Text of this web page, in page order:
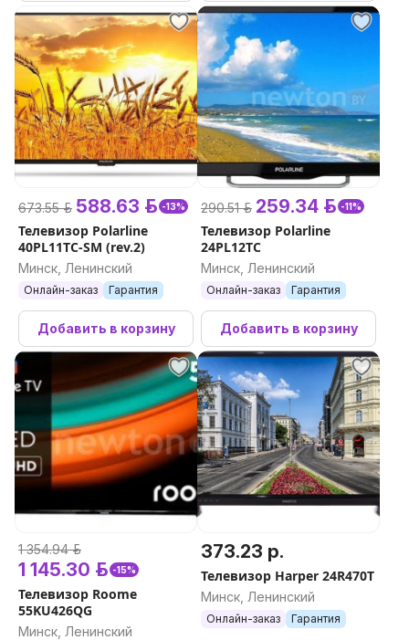
673.55 р. 588.63 р. -13%
Телевизор Polarline
40PL11TC-SM (rev.2)
Минск, Ленинский
Онлайн-заказ Гарантия
Добавить в корзину
290.51 р. 259.34 р. -11%
Телевизор Polarline
24PL12TC
Минск, Ленинский
Онлайн-заказ Гарантия
Добавить в корзину
1 354.94 р.
1 145.30 р. -15%
Телевизор Roome
55KU426QG
Минск, Ленинский
373.23 р.
Телевизор Harper 24R470T
Минск, Ленинский
Онлайн-заказ Гарантия